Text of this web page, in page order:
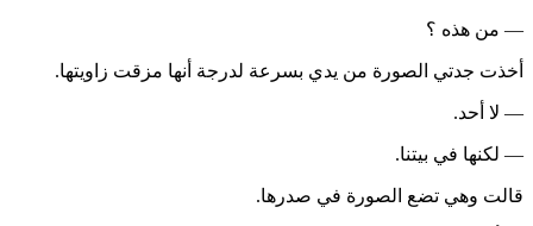
— من هذه ؟
أخذت جدتي الصورة من يدي بسرعة لدرجة أنها مزقت زاويتها.
— لا أحد.
— لكنها في بيتنا.
قالت وهي تضع الصورة في صدرها.